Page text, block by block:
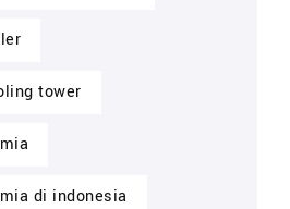
tower
di indonesia